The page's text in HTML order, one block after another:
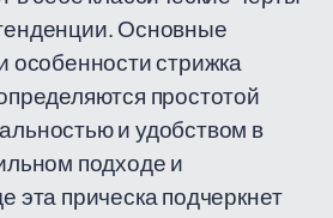
Основные
особенности стрижка
простотой
и удобством в
подходе и
эта прическа подчеркнет